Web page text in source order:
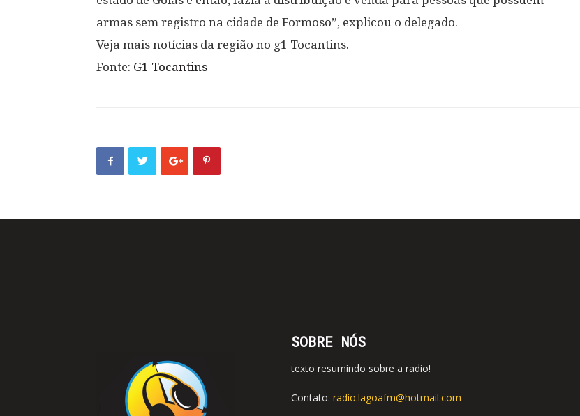
armas sem registro na cidade de Formoso”, explicou o delegado.
Veja mais notícias da região no g1 Tocantins.
Fonte: G1 Tocantins
SOBRE NÓS
texto resumindo sobre a radio!
Contato: radio.lagoafm@hotmail.com